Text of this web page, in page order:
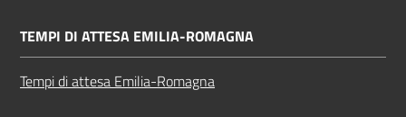
TEMPI DI ATTESA EMILIA-ROMAGNA
Tempi di attesa Emilia-Romagna